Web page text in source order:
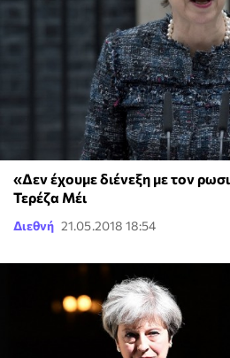
«Δεν έχουμε διένεξη με τον
Τερέζα Μέι
Διεθνή 21.05.2018 18:54